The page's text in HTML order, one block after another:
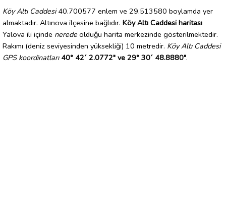
Köy Altı Caddesi40.700577 enlem ve 29.513580 boylamda yer
almaktadır. Altınova ilçesine bağlıdır. Köy Altı Caddesi haritası
Yalova ili içinde nerede olduğu harita merkezinde gösterilmektedir.
Rakımı (deniz seviyesinden yüksekliği) 10 metredir. Köy Altı Caddesi
GPS koordinatları 40° 42´ 2.0772" ve 29° 30´ 48.8880".